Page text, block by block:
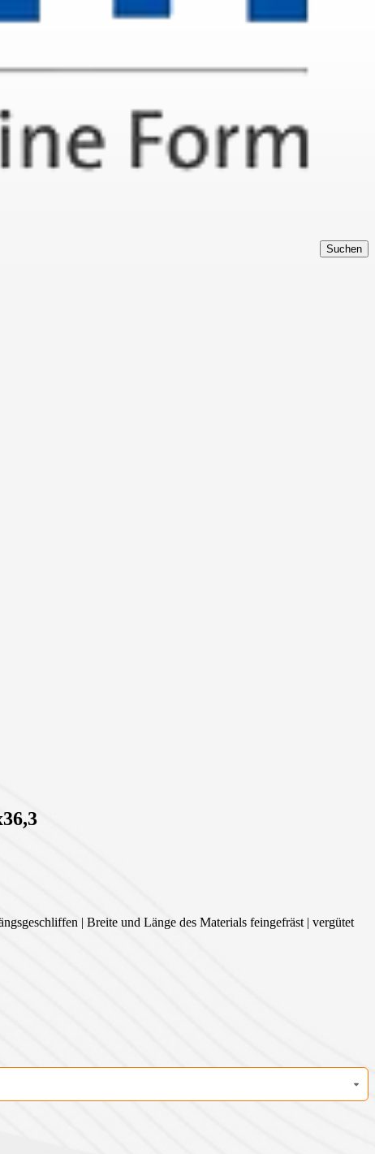
| Breite und Länge des Materials feingefräst | vergütet